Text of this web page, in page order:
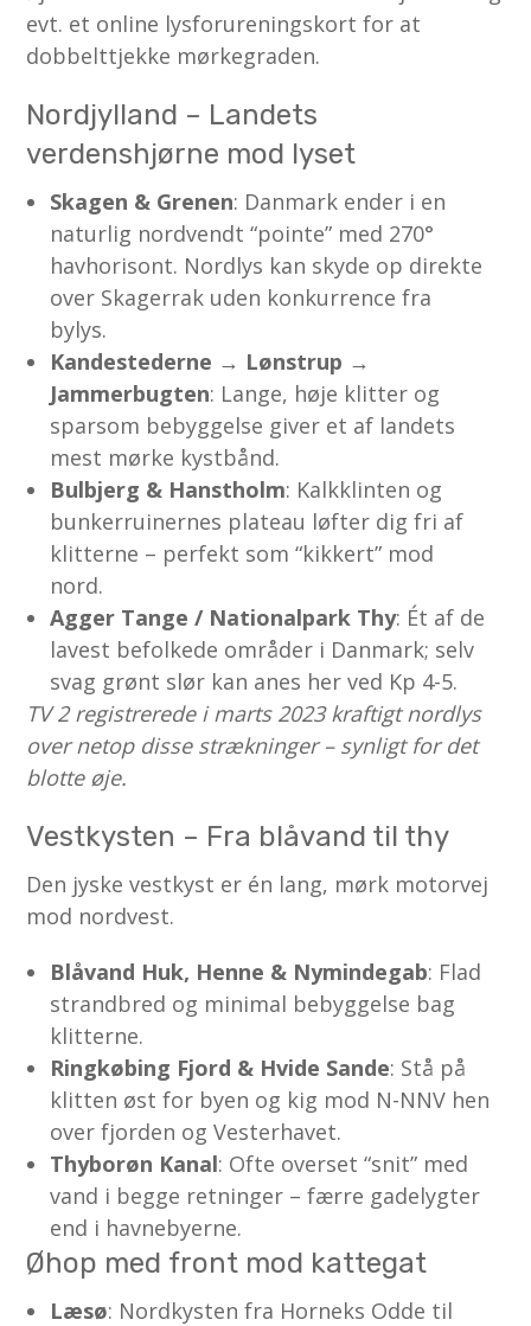
evt. et online lysforureningskort for at
dobbelttjekke mørkegraden.
Nordjylland – Landets
verdenshjørne mod lyset
Skagen & Grenen: Danmark ender i en
naturlig nordvendt “pointe” med 270°
havhorisont. Nordlys kan skyde op direkte
over Skagerrak uden konkurrence fra
bylys.
Kandestederne → Lønstrup →
Jammerbugten: Lange, høje klitter og
sparsom bebyggelse giver et af landets
mest mørke kystbånd.
Bulbjerg & Hanstholm: Kalkklinten og
bunkerruinernes plateau løfter dig fri af
klitterne – perfekt som “kikkert” mod
nord.
Agger Tange / Nationalpark Thy: Ét af de
lavest befolkede områder i Danmark; selv
svag grønt slør kan anes her ved Kp 4-5.
TV 2 registrerede i marts 2023 kraftigt nordlys
over netop disse strækninger – synligt for det
blotte øje.
Vestkysten – Fra blåvand til thy
Den jyske vestkyst er én lang, mørk motorvej
mod nordvest.
Blåvand Huk, Henne & Nymindegab: Flad
strandbred og minimal bebyggelse bag
klitterne.
Ringkøbing Fjord & Hvide Sande: Stå på
klitten øst for byen og kig mod N-NNV hen
over fjorden og Vesterhavet.
Thyborøn Kanal: Ofte overset “snit” med
vand i begge retninger – færre gadelygter
end i havnebyerne.
Øhop med front mod kattegat
Læsø: Nordkysten fra Horneks Odde til